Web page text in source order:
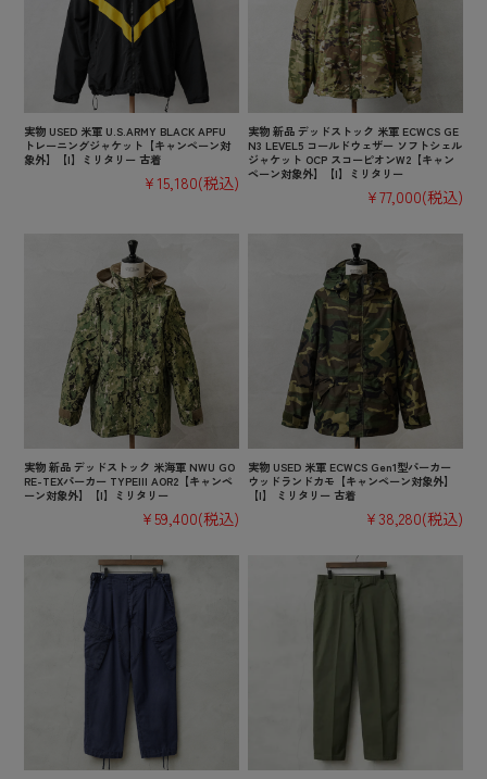
実物 USED 米軍 U.S.ARMY BLACK APFU
トレーニングジャケット【キャンペーン対
象外】【I】ミリタリー 古着
¥15,180(税込)
実物 新品 デッドストック 米軍 ECWCS GE
N3 LEVEL5 コールドウェザー ソフトシェル
ジャケット OCP スコーピオンW2【キャン
ペーン対象外】【I】ミリタリー
¥77,000(税込)
実物 新品 デッドストック 米海軍 NWU GO
RE-TEXパーカー TYPEIII AOR2【キャンペ
ーン対象外】【I】ミリタリー
¥59,400(税込)
実物 USED 米軍 ECWCS Gen1型パーカー
ウッドランドカモ【キャンペーン対象外】
【I】 ミリタリー 古着
¥38,280(税込)